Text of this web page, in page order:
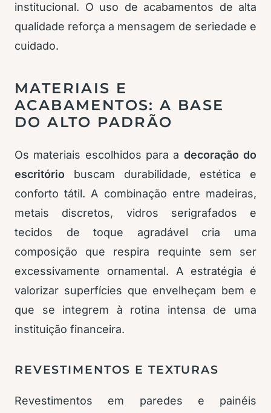
institucional. O uso de acabamentos de alta
qualidade reforça a mensagem de seriedade e
cuidado.
MATERIAIS E
ACABAMENTOS: A BASE
DO ALTO PADRÃO
Os materiais escolhidos para a decoração do
escritório buscam durabilidade, estética e
conforto tátil. A combinação entre madeiras,
metais discretos, vidros serigrafados e
tecidos de toque agradável cria uma
composição que respira requinte sem ser
excessivamente ornamental. A estratégia é
valorizar superfícies que envelheçam bem e
que se integrem à rotina intensa de uma
instituição financeira.
REVESTIMENTOS E TEXTURAS
Revestimentos em paredes e painéis